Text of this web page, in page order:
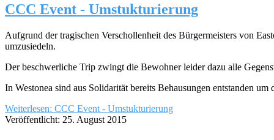
CCC Event - Umstukturierung
Aufgrund der tragischen Verschollenheit des Bürgermeisters von
umzusiedeln.
Der beschwerliche Trip zwingt die Bewohner leider dazu alle
In Westonea sind aus Solidarität bereits Behausungen entstanden
Weiterlesen: CCC Event - Umstukturierung
Veröffentlicht: 25. August 2015